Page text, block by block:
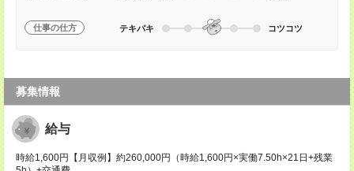
仕事の仕方 テキパキ コツコツ
募集情報
給与
時給1,600円【月収例】約260,000円（時給1,600円×実働7.50h×21日+残業